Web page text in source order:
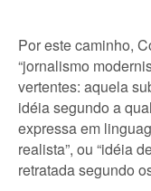
Por este caminho,
“jornalismo
vertentes: aquela
idéia segundo a
expressa em
realista”, ou “idéia
retratada segundo